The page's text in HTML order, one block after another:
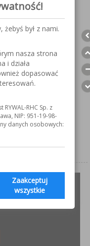
instalacji i urządzeń
był z nami.
nasza strona
i działa
dopasować
RHC Sp. z
NIP: 951-19-98-
danych osobowych:
Zaakceptuj
wszystkie